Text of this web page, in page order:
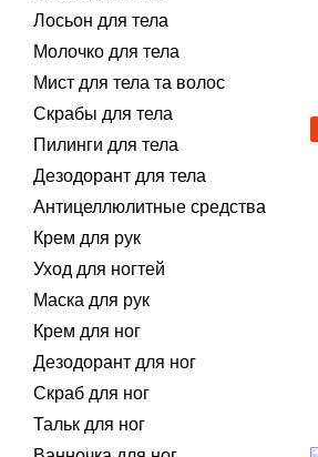
Лосьон для тела
Молочко для тела
Мист для тела та волос
Скрабы для тела
Пилинги для тела
Дезодорант для тела
Антицеллюлитные средства
Крем для рук
Уход для ногтей
Маска для рук
Крем для ног
Дезодорант для ног
Скраб для ног
Тальк для ног